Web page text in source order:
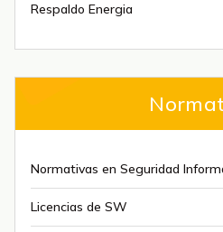
Respaldo Energia
Normativas en Seguridad
Licencias de SW